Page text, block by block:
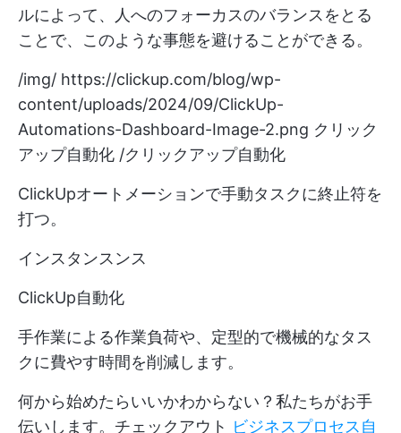
ルによって、人へのフォーカスのバランスをとる
ことで、このような事態を避けることができる。
/img/ https://clickup.com/blog/wp-
content/uploads/2024/09/ClickUp-
Automations-Dashboard-Image-2.png クリック
アップ自動化 /クリックアップ自動化
ClickUpオートメーションで手動タスクに終止符を
打つ。
インスタンスンス
ClickUp自動化
手作業による作業負荷や、定型的で機械的なタス
クに費やす時間を削減します。
何から始めたらいいかわからない？私たちがお手
伝いします。チェックアウト ビジネスプロセス自